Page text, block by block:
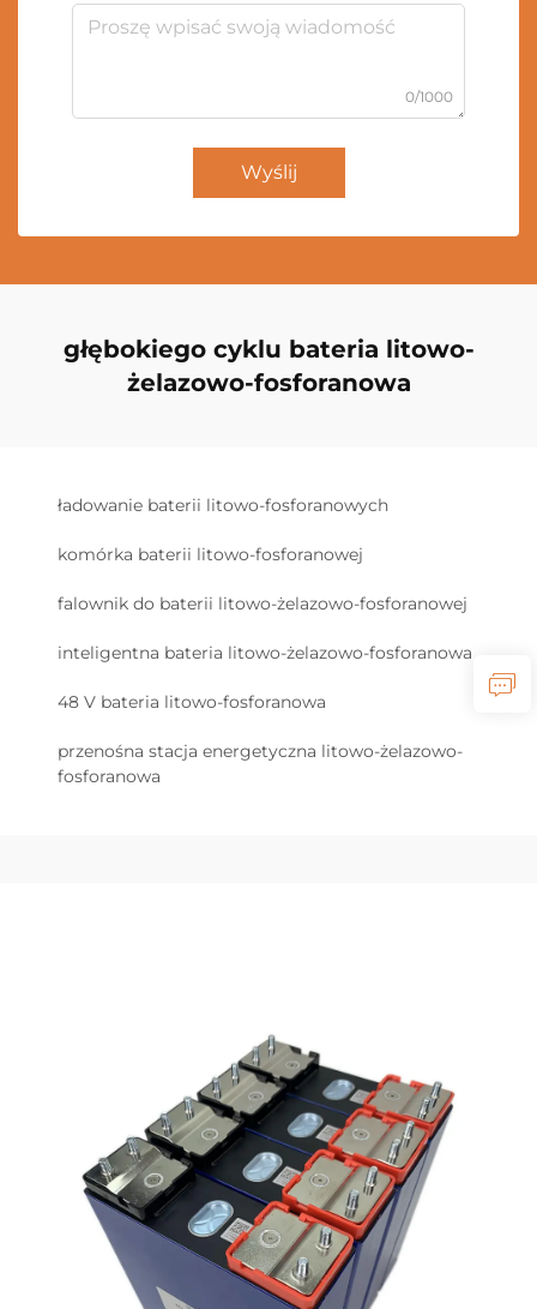
0/1000
Wyślij
głębokiego cyklu bateria litowo-
żelazowo-fosforanowa
ładowanie baterii litowo-fosforanowych
komórka baterii litowo-fosforanowej
falownik do baterii litowo-żelazowo-fosforanowej
inteligentna bateria litowo-żelazowo-fosforanowa
48 V bateria litowo-fosforanowa
przenośna stacja energetyczna litowo-żelazowo-
fosforanowa